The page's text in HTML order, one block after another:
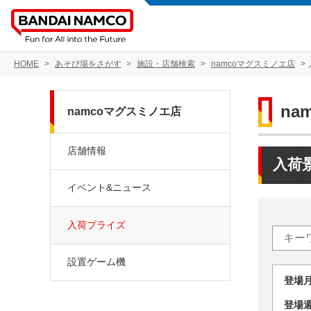
HOME あそび場をさがす 施設・店舗検索 namcoマグスミノエ店
入荷
登
登
namcoマグスミノエ店
店舗情報
イベント&ニュース
入荷プライズ
設置ゲーム機